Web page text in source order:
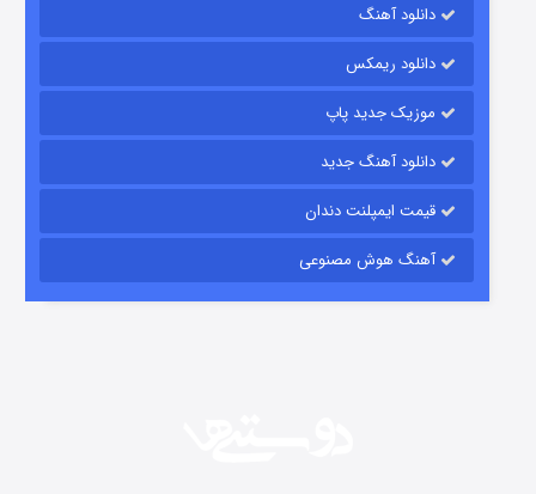
قسمت
دانلود آهنگ
دانلود ریمکس
موزیک جدید پاپ
دانلود آهنگ جدید
قیمت ایمپلنت دندان
آهنگ هوش مصنوعی